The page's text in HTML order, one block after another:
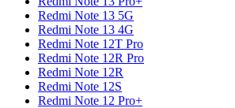
Redmi Note 13 5G
Redmi Note 13 4G
Redmi Note 12T Pro
Redmi Note 12R Pro
Redmi Note 12R
Redmi Note 12S
Redmi Note 12 Pro+